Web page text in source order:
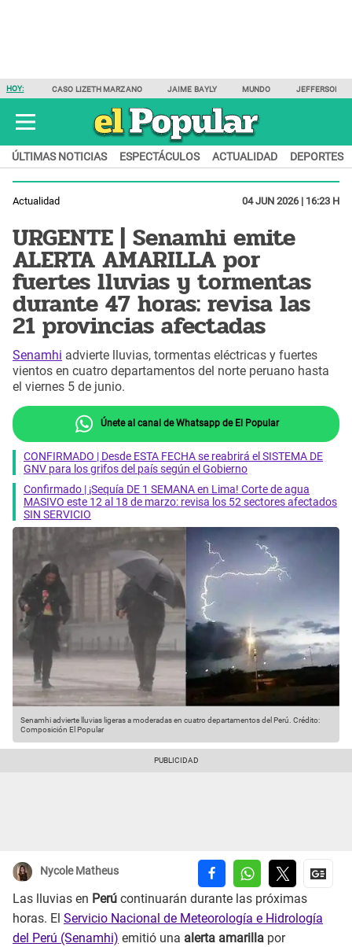
HOY: CASO LIZETH MARZANO JAIME BAYLY MUNDO JEFFERSON
ÚLTIMAS NOTICIAS ESPECTÁCULOS ACTUALIDAD DEPORTES
Actualidad 04 JUN 2026 | 16:23 H
URGENTE | Senamhi emite
ALERTA AMARILLA por
fuertes lluvias y tormentas
durante 47 horas: revisa las
21 provincias afectadas
Senamhi advierte lluvias, tormentas eléctricas y fuertes
vientos en cuatro departamentos del norte peruano hasta
el viernes 5 de junio.
Únete al canal de Whatsapp de El Popular
CONFIRMADO | Desde ESTA FECHA se reabrirá el SISTEMA DE
GNV para los grifos del país según el Gobierno
Confirmado | ¡Sequía DE 1 SEMANA en Lima! Corte de agua
MASIVO este 12 al 18 de marzo: revisa los 52 sectores afectados
SIN SERVICIO
Senamhi advierte lluvias ligeras a moderadas en cuatro departamentos del Perú. Crédito:
Composición El Popular
Nycole Matheus
Las lluvias en Perú continuarán durante las próximas
horas. El Servicio Nacional de Meteorología e Hidrología
del Perú (Senamhi) emitió una alerta amarilla por